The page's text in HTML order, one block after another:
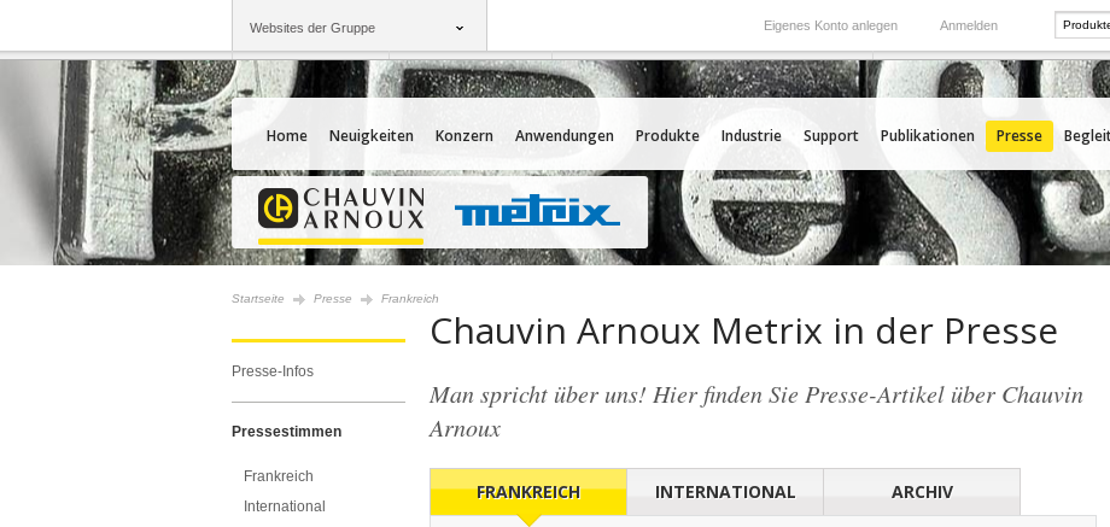
Websites der Gruppe Anmelden
Eigenes Konto anlegen
Gruppe
Chauvin Arnoux
Unternehmen
Angebote für Sie
International
Unsere Auslands-Tochtergesellschaften
Home Neuigkeiten Konzern Anwendungen Produkte Industrie Support Publikationen Presse
Startseite Presse Frankreich
Presse-Infos
Pressestimmen
Frankreich
International
Chauvin Arnoux Metrix in der Presse
Man spricht über uns! Hier finden Sie Presse-Artikel über Chauvin
Arnoux
FRANKREICH INTERNATIONAL ARCHIV